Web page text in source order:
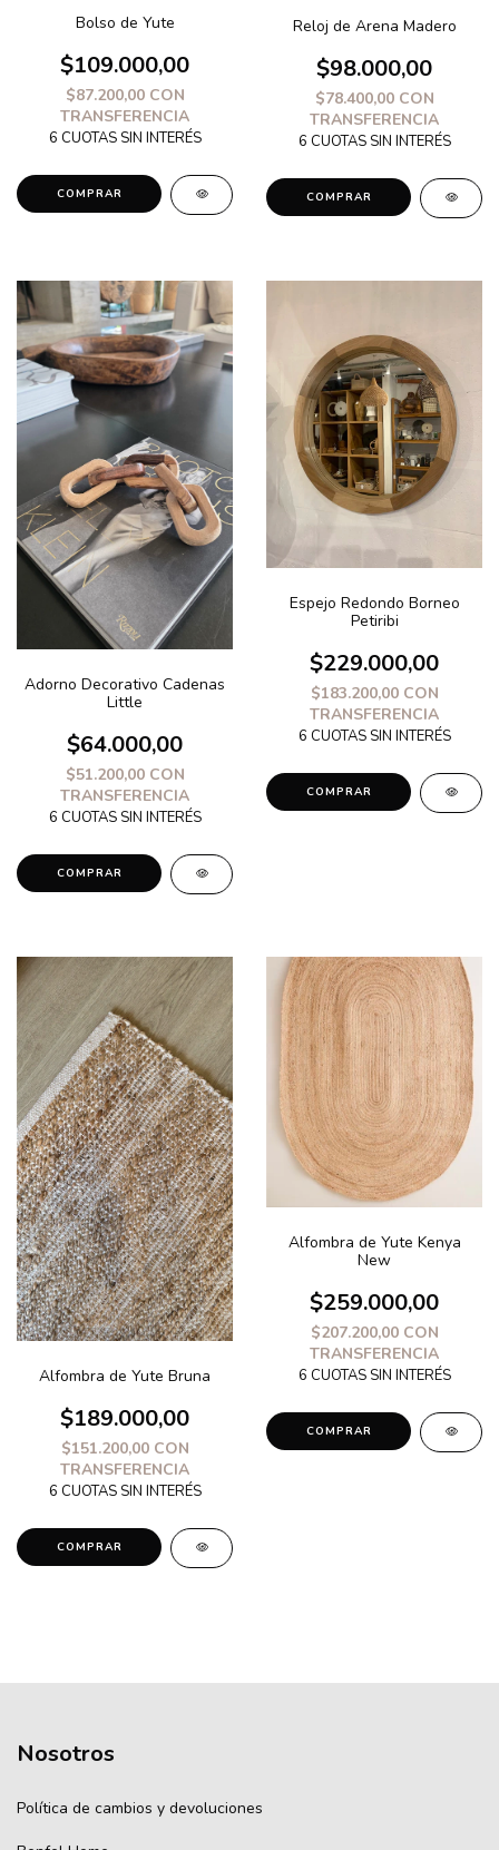
Bolso de Yute
$109.000,00
$87.200,00 CON
TRANSFERENCIA
Reloj de Arena Madero
$98.000,00
$78.400,00 CON
TRANSFERENCIA
Adorno Decorativo Cadenas
Little
$64.000,00
$51.200,00 CON
TRANSFERENCIA
Espejo Redondo Borneo
Petiribi
$229.000,00
$183.200,00 CON
TRANSFERENCIA
COMPRAR
Alfombra de Yute Bruna
$189.000,00
$151.200,00 CON
TRANSFERENCIA
COMPRAR
Alfombra de Yute Kenya
New
$259.000,00
$207.200,00 CON
TRANSFERENCIA
COMPRAR
Nosotros
Política de cambios y devoluciones